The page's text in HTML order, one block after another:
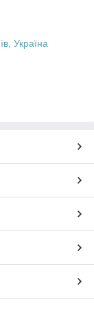
Україна